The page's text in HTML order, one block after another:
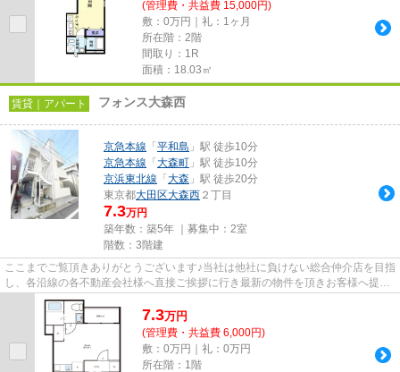
(管理費・共益費 15,000円)
敷：0万円｜礼：1ヶ月
所在階：2階
間取り：1R
面積：18.03㎡
賃貸｜アパート フォンス大森西
京急本線 「 平和島 」駅 徒歩10分
京急本線 「 大森町 」駅 徒歩10分
京浜東北線 「 大森 」駅 徒歩20分
東京都大田区大森西 ２丁目
7.3万円
築年数：築5年 ｜募集中： 2室
階数：3階建
ここまでご覧頂きありがとうございます♪当社は他社に負けない総合仲介店を目指
し、各沿線の各不動産会社様へ直接ご挨拶に行き最新の物件を頂きお客様へ提供
しております！最新の情報は...
7.3万円
(管理費・共益費 6,000円)
敷：0万円｜礼：0万円
所在階：1階